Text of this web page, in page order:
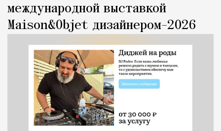
международной выставкой
Maison&Objet дизайнером-2026